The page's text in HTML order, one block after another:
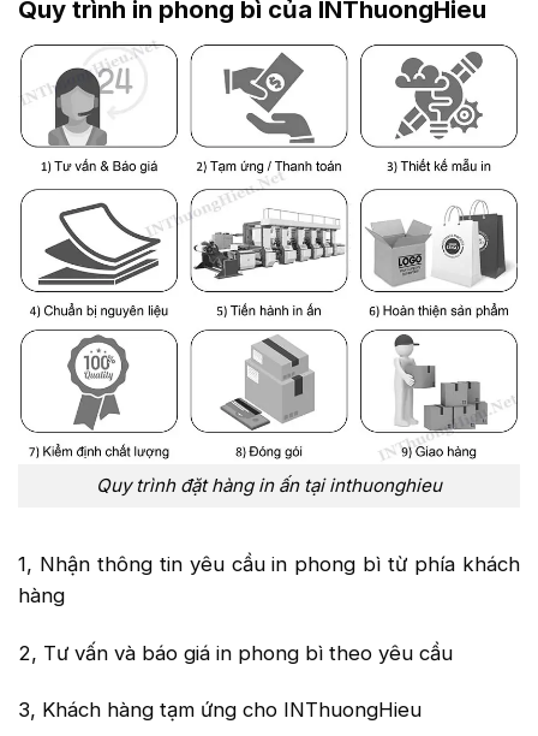
Quy trình in phong bì của INThuongHieu
Quy trình đặt hàng in ấn tại inthuonghieu
1, Nhận thông tin yêu cầu in phong bì từ phía khách
hàng
2, Tư vấn và báo giá in phong bì theo yêu cầu
3, Khách hàng tạm ứng cho INThuongHieu